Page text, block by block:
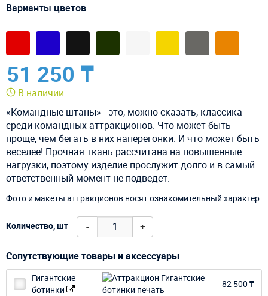
Варианты цветов
51 250 ₸
В наличии
«Командные штаны» - это, можно сказать, классика
среди командных аттракционов. Что может быть
проще, чем бегать в них наперегонки. И что может быть
веселее! Прочная ткань рассчитана на повышенные
нагрузки, поэтому изделие прослужит долго и в самый
ответственный момент не подведет.
Фото и макеты аттракционов носят ознакомительный характер.
Количество, шт - +
Сопутствующие товары и аксессуары
Гигантские
ботинки
82 500 ₸